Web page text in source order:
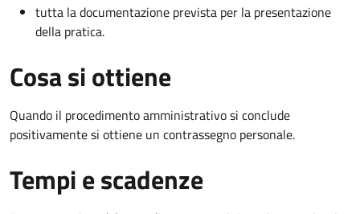
tutta la documentazione prevista per la presentazione
della pratica.
Cosa si ottiene
Quando il procedimento amministrativo si conclude
positivamente si ottiene un contrassegno personale.
Tempi e scadenze